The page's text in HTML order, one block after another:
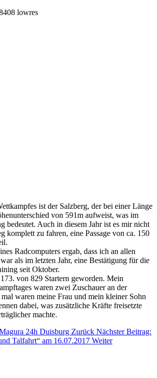
ist der Salzberg, der bei einer Länge
von 591m aufweist, was im
bedeutet. Auch in diesem Jahr ist es mir nicht
komplett zu fahren, eine Passage von ca. 150
Radcomputers ergab, dass ich an allen
als im letzten Jahr, eine Bestätigung für die
seit Oktober.
von 829 Startern geworden. Mein
waren zwei Zuschauer an der
waren meine Frau und mein kleiner Sohn
dabei, was zusätzliche Kräfte freisetzte
machte.
24h Duisburg Zurück Nächster Beitrag:
Talfahrt“ am 16.07.2017 Weiter